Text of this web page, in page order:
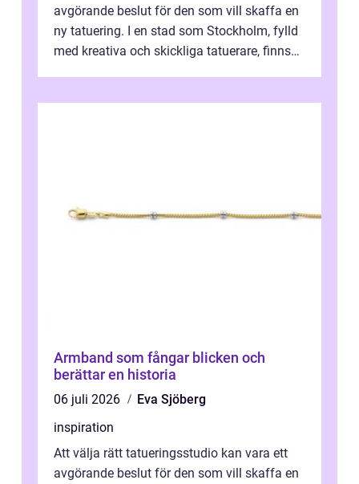
avgörande beslut för den som vill skaffa en
ny tatuering. I en stad som Stockholm, fylld
med kreativa och skickliga tatuerare, finns
Armband som fångar blicken och
berättar en historia
06 juli 2026
Eva Sjöberg
inspiration
Att välja rätt tatueringsstudio kan vara ett
avgörande beslut för den som vill skaffa en